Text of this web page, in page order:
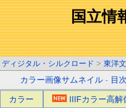
国立情
ディジタル・シルクロード > 東洋
カラー画像サムネイル - 目次
カラー IIIFカラー高解